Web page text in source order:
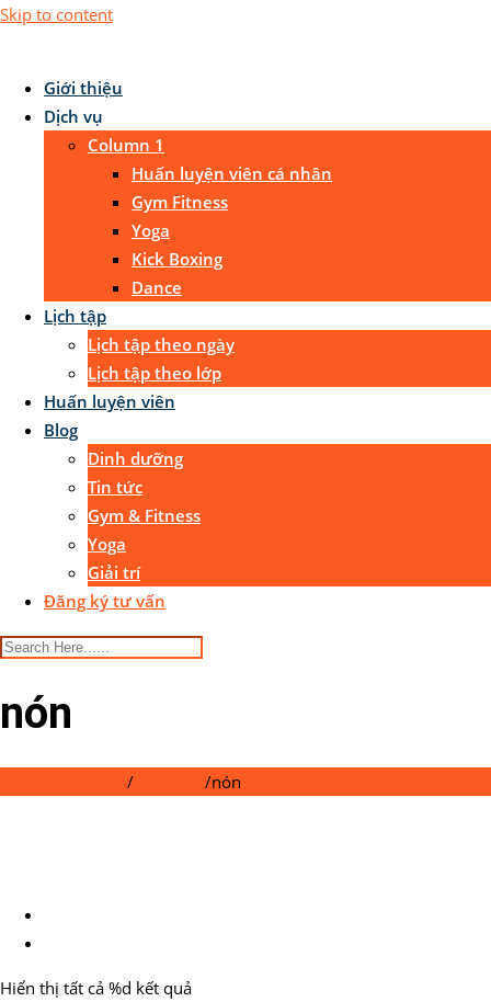
Skip to content
Giới thiệu
Dịch vụ
Column 1
Huấn luyện viên cá nhân
Gym Fitness
Yoga
Kick Boxing
Dance
Lịch tập
Lịch tập theo ngày
Lịch tập theo lớp
Huấn luyện viên
Blog
Dinh dưỡng
Tin tức
Gym & Fitness
Yoga
Giải trí
Đăng ký tư vấn
nón
/ /nón
Hiển thị tất cả %d kết quả